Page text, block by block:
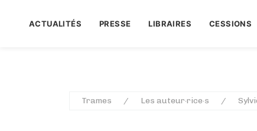
ACTUALITÉS PRESSE LIBRAIRES CESSIONS
Trames Les auteur·rice·s